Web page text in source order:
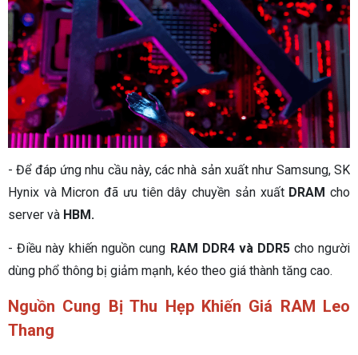
- Để đáp ứng nhu cầu này, các nhà sản xuất như Samsung, SK
Hynix và Micron đã ưu tiên dây chuyền sản xuất DRAM cho
server và HBM.
- Điều này khiến nguồn cung RAM DDR4 và DDR5cho người
dùng phổ thông bị giảm mạnh, kéo theo giá thành tăng cao.
Nguồn Cung Bị Thu Hẹp Khiến Giá RAM Leo
Thang